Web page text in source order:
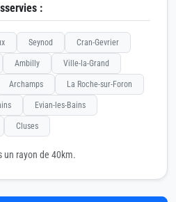
:
Seynod Cran-Gevrier
Ambilly Ville-la-Grand
Archamps La Roche-sur-Foron
Evian-les-Bains
Cluses
un rayon de 40km.